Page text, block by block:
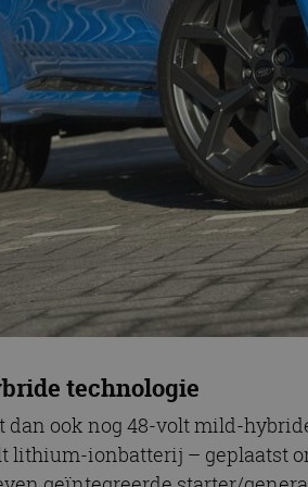
technologie
dan ook nog 48-volt mild-
lithium-ionbatterij – geplaatst